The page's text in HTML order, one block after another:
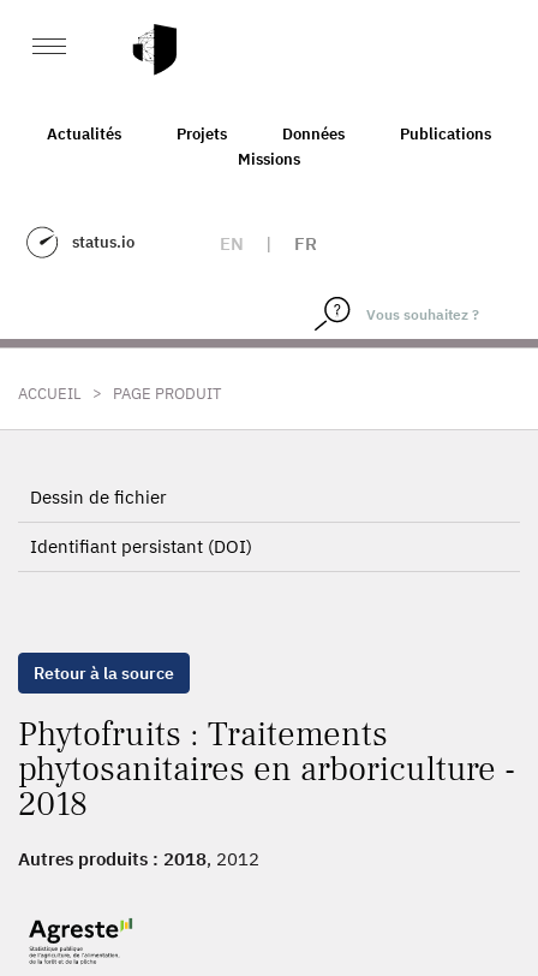
Actualités Projets Données
Publications
Missions
status.io EN | FR
ACCUEIL > PAGE PRODUIT
Dessin de fichier
Identifiant persistant (DOI)
Retour à la source
Phytofruits : Traitements
phytosanitaires en arboriculture -
2018
Autres produits : 2018, 2012